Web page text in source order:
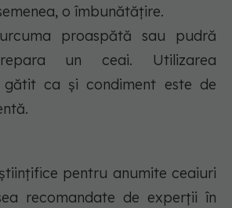
o îmbunătățire.
proaspătă sau pudră
un ceai. Utilizarea
ca și condiment este de
pentru anumite ceaiuri
recomandate de experții în